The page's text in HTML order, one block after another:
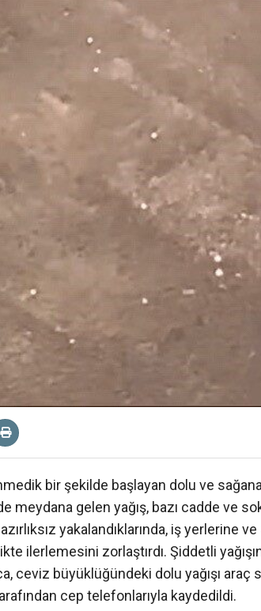
bir şekilde başlayan dolu ve
gelen yağış, bazı cadde ve
yakalandıklarında, iş yerlerine ve
ilerlemesini zorlaştırdı. Şiddetli
ceviz büyüklüğündeki dolu yağışı
cep telefonlarıyla kaydedildi.